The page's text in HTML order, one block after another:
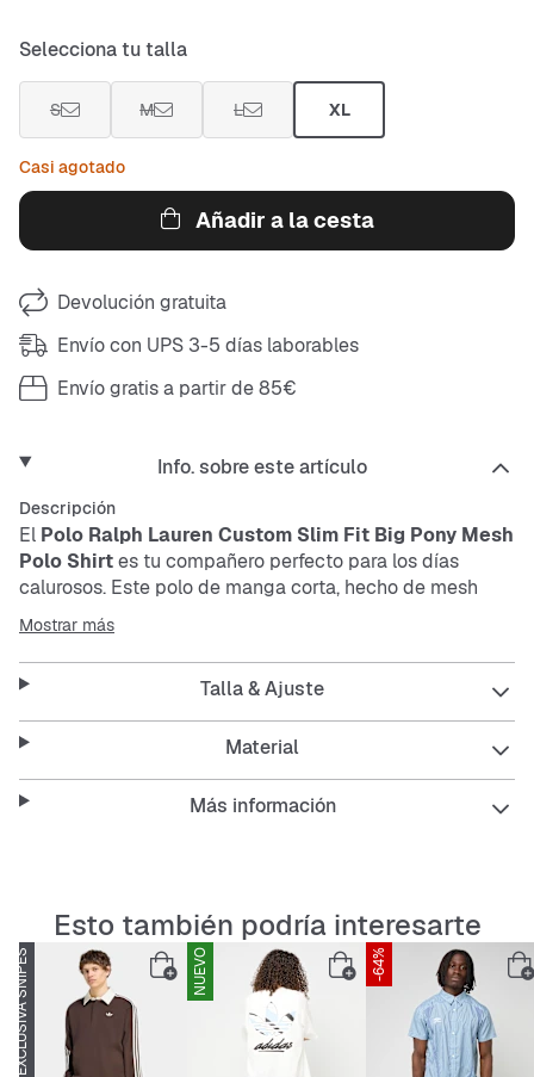
Selecciona tu talla
S M L XL
Casi agotado
Añadir a la cesta
Devolución gratuita
Envío con UPS 3-5 días laborables
Envío gratis a partir de 85€
Info. sobre este artículo
Descripción
El Polo Ralph Lauren Custom Slim Fit Big Pony Mesh
Polo Shirtes tu compañero perfecto para los días
calurosos. Este polo de manga corta, hecho de mesh
transpirable, te mantiene fresco y cómodo. Su corte
Regular Fit
icónico logo grande del pony en el pecho le da ese
toque característico.
Corte Regular Fitpara un ajuste cómodo
Fácil de cuidar y resistente
Diseño de manga corta
Mostrar más
Talla & Ajuste
Material
Más información
Esto también podría interesarte
EXCLUSIVA SNIPES NUEVO -64%